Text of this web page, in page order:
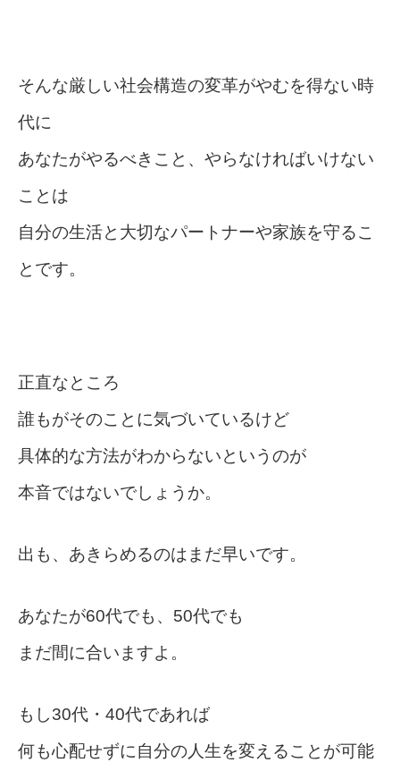
そんな厳しい社会構造の変革がやむを得ない時
代に
あなたがやるべきこと、やらなければいけない
ことは
自分の生活と大切なパートナーや家族を守るこ
とです。
正直なところ
誰もがそのことに気づいているけど
具体的な方法がわからないというのが
本音ではないでしょうか。
出も、あきらめるのはまだ早いです。
あなたが60代でも、50代でも
まだ間に合いますよ。
もし30代・40代であれば
何も心配せずに自分の人生を変えることが可能